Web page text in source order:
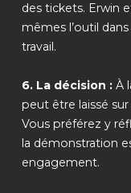
des tickets. Erwin
mêmes l’outil
travail.
6. La décision : À
peut être laissé
Vous préférez y
la démonstration
engagement.